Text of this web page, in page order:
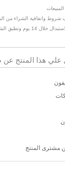
واتفاقية الشراء من
> يمكن الاسترجاع والاستبدال خلال 14
علي هذا المنتج
مشترى المنتج